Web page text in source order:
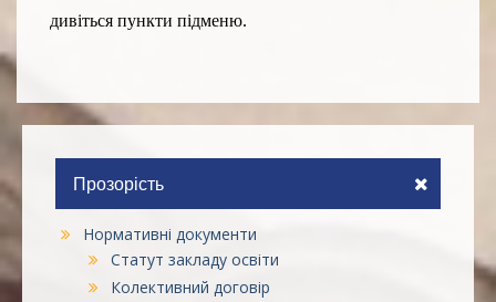
дивіться пункти підменю.
Прозорість
Нормативні документи
Статут закладу освіти
Колективний договір